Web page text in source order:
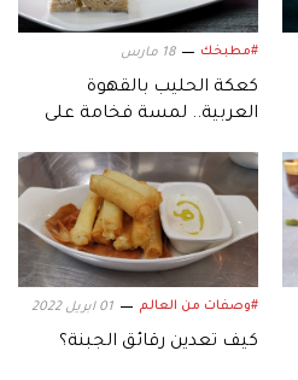
#مطبخك 18 مارس
كعكة الحليب بالقهوة
العربية.. لمسة فخامة على
#وصفات من العالم 01 ابريل 2022
كيف تعدين رقائق الجبنة؟